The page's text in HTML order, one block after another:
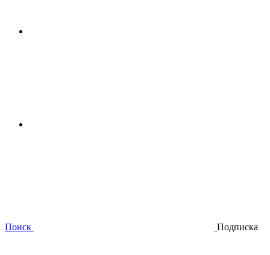
Поиск Подписка